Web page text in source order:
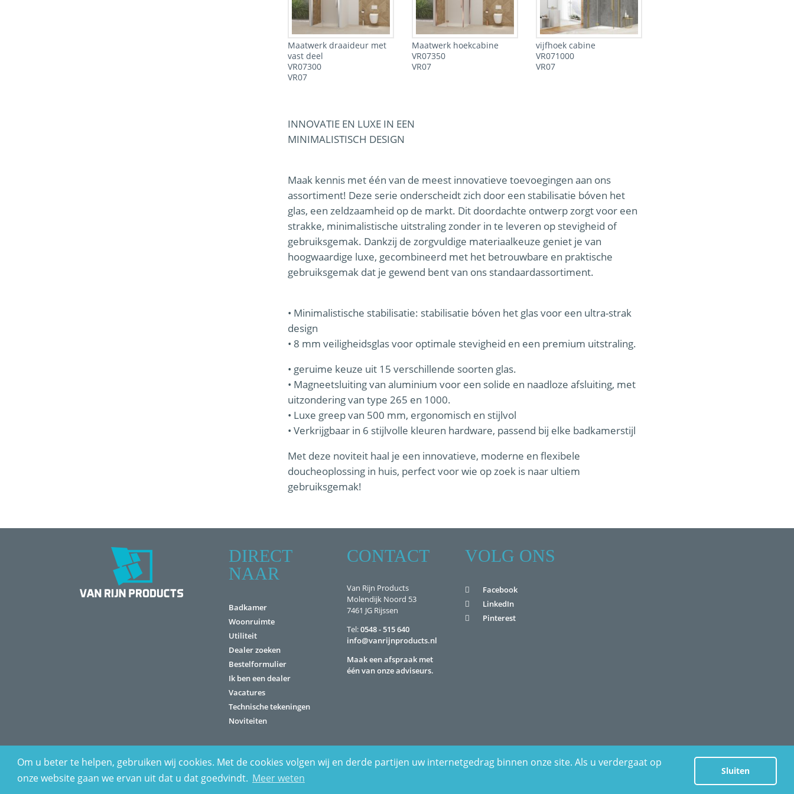
Om u beter te helpen, gebruiken wij cookies. Met de cookies volgen wij en derde partijen uw internetgedrag binnen onze site. Als u verdergaat op
onze website gaan we ervan uit dat u dat goedvindt. Meer weten
Sluiten
Maatwerk draaideur met
vast deel
VR07300
VR07
Maatwerk hoekcabine
VR07350
VR07
vijfhoek cabine
VR071000
VR07
INNOVATIE EN LUXE IN EEN
MINIMALISTISCH DESIGN
Maak kennis met één van de meest innovatieve toevoegingen aan ons
assortiment! Deze serie onderscheidt zich door een stabilisatie bóven het
glas, een zeldzaamheid op de markt. Dit doordachte ontwerp zorgt voor een
strakke, minimalistische uitstraling zonder in te leveren op stevigheid of
gebruiksgemak. Dankzij de zorgvuldige materiaalkeuze geniet je van
hoogwaardige luxe, gecombineerd met het betrouwbare en praktische
gebruiksgemak dat je gewend bent van ons standaardassortiment.
• Minimalistische stabilisatie: stabilisatie bóven het glas voor een ultra-strak
design
• 8 mm veiligheidsglas voor optimale stevigheid en een premium uitstraling.
• geruime keuze uit 15 verschillende soorten glas.
• Magneetsluiting van aluminium voor een solide en naadloze afsluiting, met
uitzondering van type 265 en 1000.
• Luxe greep van 500 mm, ergonomisch en stijlvol
• Verkrijgbaar in 6 stijlvolle kleuren hardware, passend bij elke badkamerstijl
Met deze noviteit haal je een innovatieve, moderne en flexibele
doucheoplossing in huis, perfect voor wie op zoek is naar ultiem
gebruiksgemak!
DIRECT
NAAR
Badkamer
Woonruimte
Utiliteit
Dealer zoeken
Bestelformulier
Ik ben een dealer
Vacatures
Technische tekeningen
Noviteiten
CONTACT
Van Rijn Products
Molendijk Noord 53
7461 JG Rijssen
Tel:0548 - 515 640
info@vanrijnproducts.nl
Maak een afspraak met
één van onze adviseurs.
VOLG ONS
Facebook
LinkedIn
Pinterest
Home Disclaimer Algemene voorwaarden Privacy Statement Zoeken © 2018 Van Rijn Products